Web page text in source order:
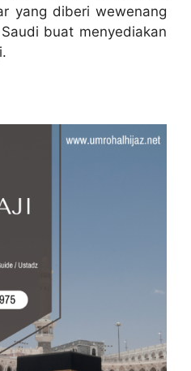
yang diberi wewenang
buat menyediakan